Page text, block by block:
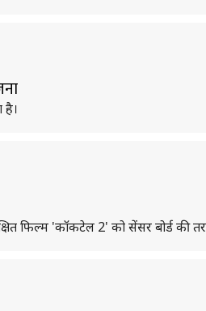
है।
'कॉकटेल 2' को सेंसर बोर्ड की